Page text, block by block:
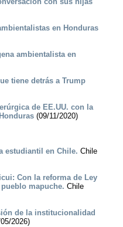
en Honduras
ambientalista en
tiene detrás a Trump
de EE.UU. con la
(09/11/2020)
estudiantil en Chile. Chile
Con la reforma de Ley
mapuche. Chile
de la institucionalidad
2026)